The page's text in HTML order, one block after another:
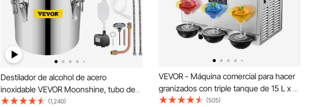
Destilador de alcohol de acero
inoxidable VEVOR Moonshine, tubo de
cobre con bomba de circulación, kit de
(1,240)
VEVOR - Máquina comercial para hacer
granizados con triple tanque de 15 L x 3
pulgadas, de acero inoxidable, para
(505)